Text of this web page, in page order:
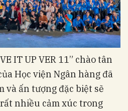
IT UP VER 11” chào tân
Học viện Ngân hàng đã
và ấn tượng đặc biệt sẽ
nhiều cảm xúc trong